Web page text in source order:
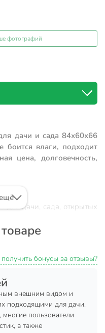
фотографий
дачи и сада 84х60х66
боится влаги, подходит
цена, долговечность,
для дачи, сада, открытых
84х60х66 см, прочный
ухода, не впитывает
или сезонного
Пластик Групп — это
улицы, которую легко
получить бонусы за отзывы?
внешним видом и
подходящими для дачи.
многие пользователи
а также